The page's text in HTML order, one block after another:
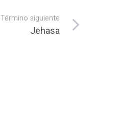
Término siguiente
Jehasa